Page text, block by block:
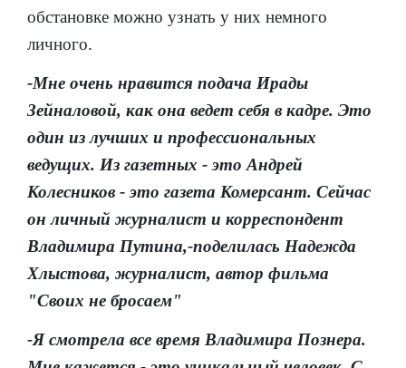
обстановке можно узнать у них немного
личного.
-Мне очень нравится подача Ирады
Зейналовой, как она ведет себя в кадре. Это
один из лучших и профессиональных
ведущих. Из газетных - это Андрей
Колесников - это газета Комерсант. Сейчас
он личный журналист и корреспондент
Владимира Путина,-поделилась Надежда
Хлыстова, журналист, автор фильма
"Своих не бросаем"
-Я смотрела все время Владимира Познера.